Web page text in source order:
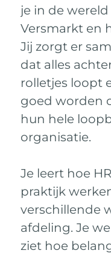
je in de
Versmarkt en
Jij zorgt er
dat alles
rolletjes loopt
goed worden
hun hele
organisatie.
Je leert hoe
praktijk
verschillende
afdeling. Je
ziet hoe